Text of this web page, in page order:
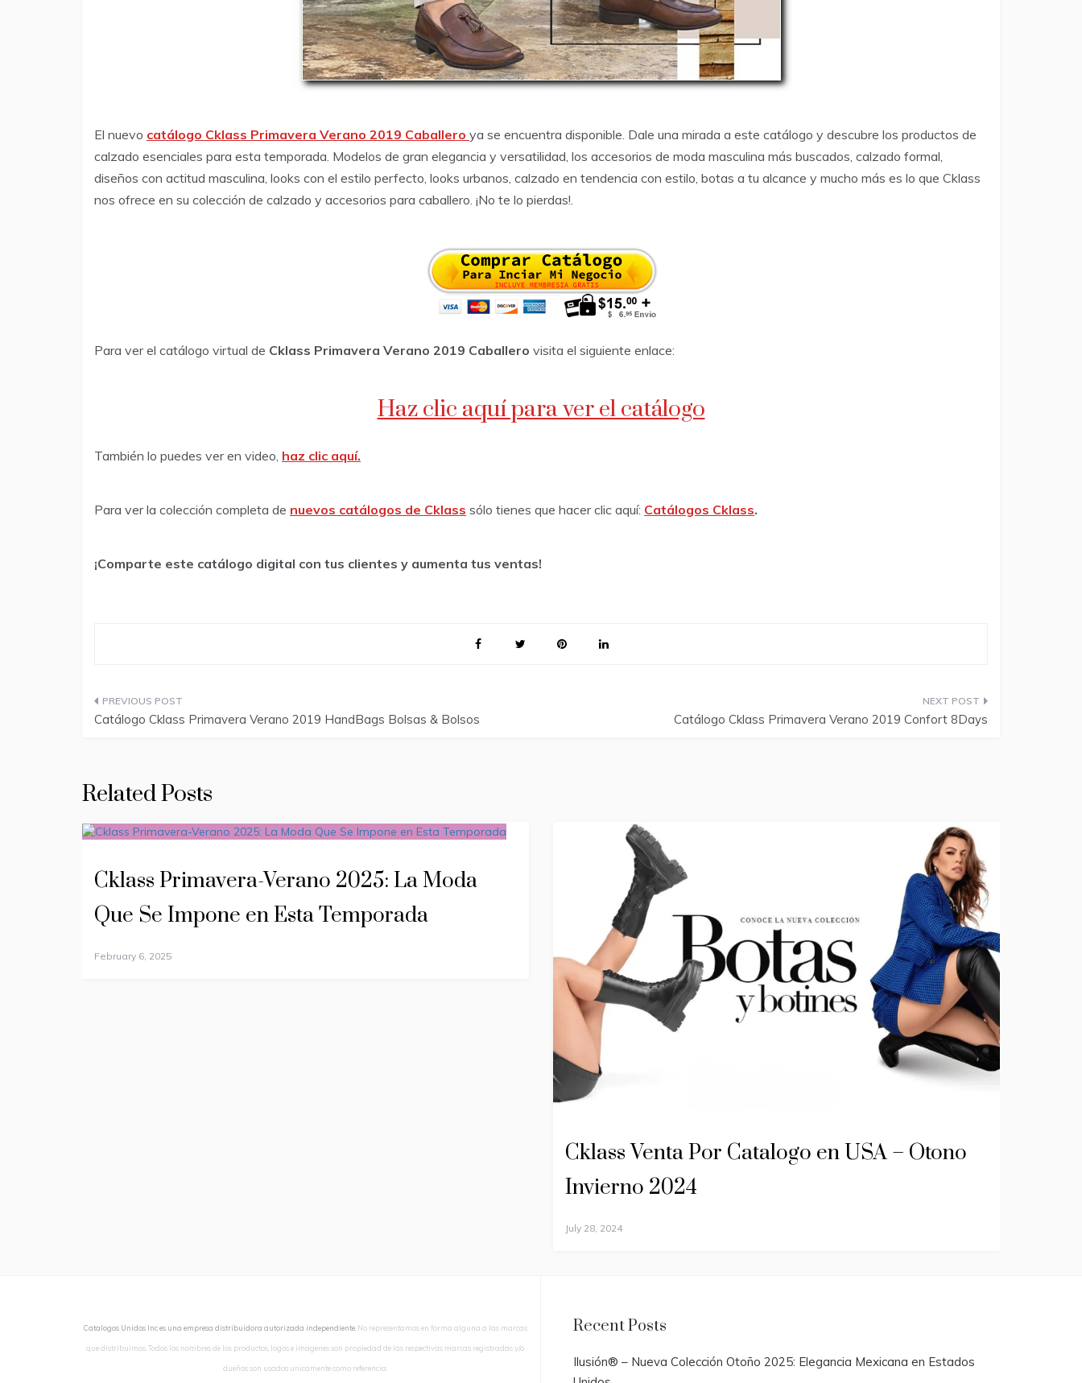
El nuevo catálogo Cklass Primavera Verano 2019 Caballero ya se encuentra disponible. Dale una mirada a este catálogo y descubre los productos de
calzado esenciales para esta temporada. Modelos de gran elegancia y versatilidad, los accesorios de moda masculina más buscados, calzado formal,
diseños con actitud masculina, looks con el estilo perfecto, looks urbanos, calzado en tendencia con estilo, botas a tu alcance y mucho más es lo que Cklass
nos ofrece en su colección de calzado y accesorios para caballero. ¡No te lo pierdas!.
Para ver el catálogo virtual de Cklass Primavera Verano 2019 Caballero visita el siguiente enlace:
Haz clic aquí para ver el catálogo
También lo puedes ver en video, haz clic aquí.
Para ver la colección completa de nuevos catálogos de Cklass sólo tienes que hacer clic aquí: Catálogos Cklass.
¡Comparte este catálogo digital con tus clientes y aumenta tus ventas!
Post
Catálogo Cklass Primavera Verano 2019 HandBags Bolsas & Bolsos Catálogo Cklass Primavera Verano 2019 Confort 8Days
Related Posts
Cklass Primavera-Verano 2025: La Moda
Que Se Impone en Esta Temporada
February 6, 2025
Cklass Venta Por Catalogo en USA – Otono
Invierno 2024
July 28, 2024
Catalogos Unidos Inc es una empresa distribuidora autorizada independiente. No representamos en forma alguna a las marcas
que distribuimos. Todos los nombres de los productos, logos e imagenes son propiedad de las respectivas marcas registradas y/o
dueños son usados unicamente como referencia.
Recent Posts
Ilusión® – Nueva Colección Otoño 2025: Elegancia Mexicana en Estados